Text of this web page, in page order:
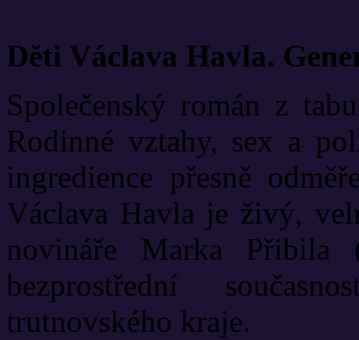
Děti Václava Havla.
Společenský román z
Rodinné vztahy, sex a
ingredience přesně
Václava Havla je živý,
novináře Marka Přibila
bezprostřední
trutnovského kraje.